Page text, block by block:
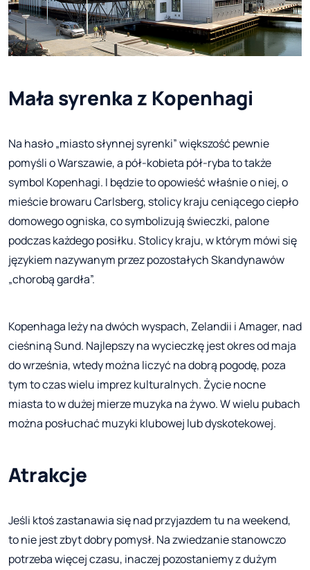
Mała syrenka z Kopenhagi
Na hasło „miasto słynnej syrenki” większość pewnie
pomyśli o Warszawie, a pół-kobieta pół-ryba to także
symbol Kopenhagi. I będzie to opowieść właśnie o niej, o
mieście browaru Carlsberg, stolicy kraju ceniącego ciepło
domowego ogniska, co symbolizują świeczki, palone
podczas każdego posiłku. Stolicy kraju, w którym mówi się
językiem nazywanym przez pozostałych Skandynawów
„chorobą gardła”.
Kopenhaga leży na dwóch wyspach, Zelandii i Amager, nad
cieśniną Sund. Najlepszy na wycieczkę jest okres od maja
do września, wtedy można liczyć na dobrą pogodę, poza
tym to czas wielu imprez kulturalnych. Życie nocne
miasta to w dużej mierze muzyka na żywo. W wielu pubach
można posłuchać muzyki klubowej lub dyskotekowej.
Atrakcje
Jeśli ktoś zastanawia się nad przyjazdem tu na weekend,
to nie jest zbyt dobry pomysł. Na zwiedzanie stanowczo
potrzeba więcej czasu, inaczej pozostaniemy z dużym